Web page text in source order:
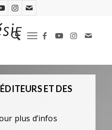
ET DES
plus d’infos